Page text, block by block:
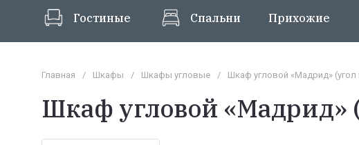
Гостиные Спальни Прихожие
Главная / Шкафы / Шкафы угловые / Шкаф угловой «Мадрид»
Шкаф угловой «Мадрид»